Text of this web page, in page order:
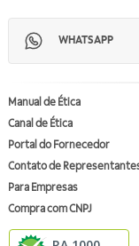
WHATSAPP
Manual de Ética
Canal de Ética
Portal do Fornecedor
Contato de
Para Empresas
Compra com CNPJ